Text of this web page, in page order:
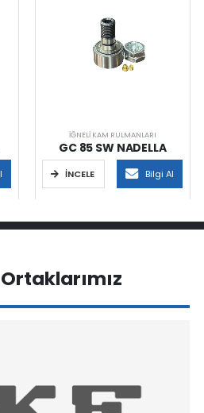
İĞNELI KAM RULMANLARI
GC 85 SW NADELLA
İNCELE Bilgi Al